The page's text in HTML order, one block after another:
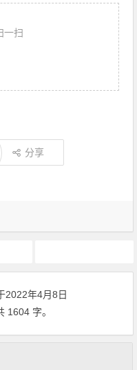
一扫
分享
2022年4月8日
1604 字。